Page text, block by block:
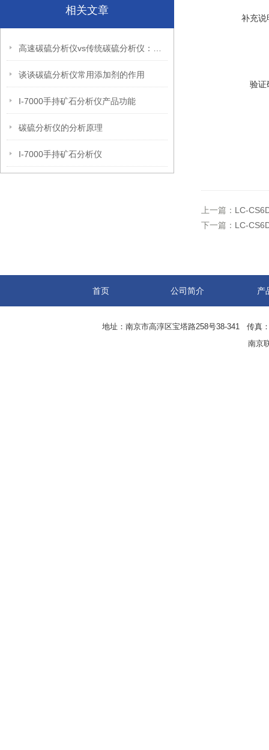
相关文章
谈谈碳硫分析仪常用添加剂的作用
I-7000手持矿石分析仪产品功能
碳硫分析仪的分析原理
I-7000手持矿石分析仪
补充说
验证
上一篇： LC-
下一篇： LC-
首页 公司简介 产
地址：南京市高淳区宝塔路258号38-341 传真
南京